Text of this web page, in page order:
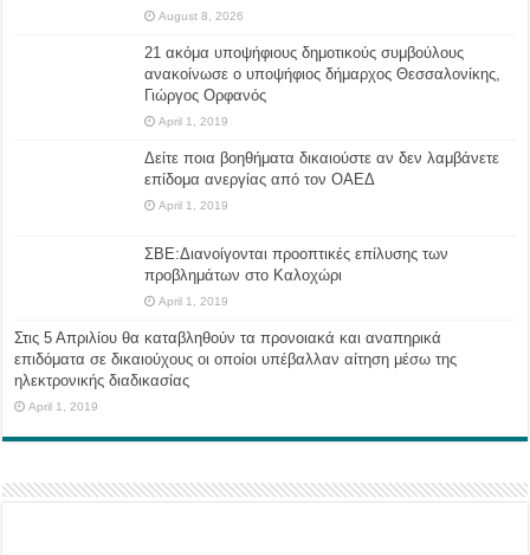
August 8, 2026
21 ακόμα υποψήφιους δημοτικούς συμβούλους
ανακοίνωσε ο υποψήφιος δήμαρχος Θεσσαλονίκης,
Γιώργος Ορφανός
April 1, 2019
Δείτε ποια βοηθήματα δικαιούστε αν δεν λαμβάνετε
επίδομα ανεργίας από τον ΟΑΕΔ
April 1, 2019
ΣΒΕ:Διανοίγονται προοπτικές επίλυσης των
προβλημάτων στο Καλοχώρι
April 1, 2019
Στις 5 Απριλίου θα καταβληθούν τα προνοιακά και αναπηρικά
επιδόματα σε δικαιούχους οι οποίοι υπέβαλλαν αίτηση μέσω της
ηλεκτρονικής διαδικασίας
April 1, 2019